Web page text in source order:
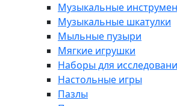
Музыкальные
Музыкальные шкатулки
Мыльные пузыри
Мягкие игрушки
Наборы для
Настольные игры
Пазлы